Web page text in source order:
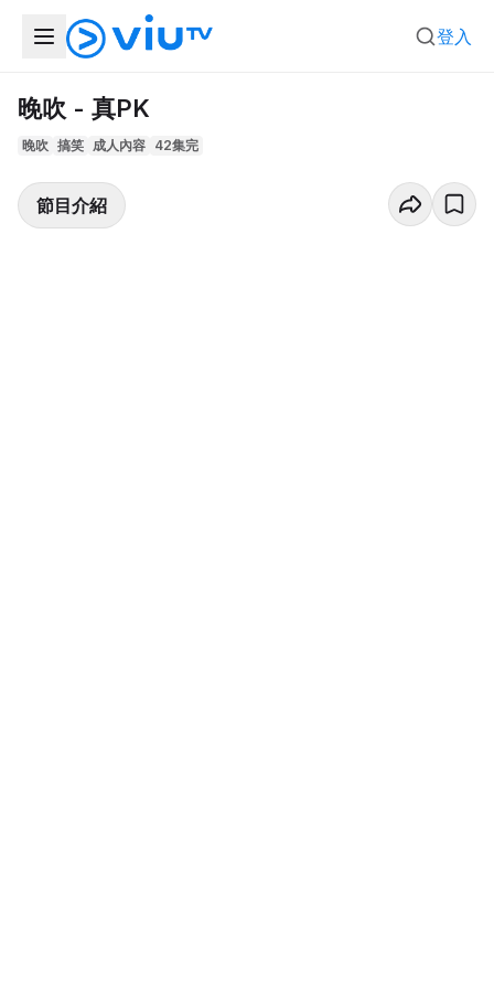
登入
晚吹 - 真PK
晚吹 搞笑 成人內容 42集完
節目介紹